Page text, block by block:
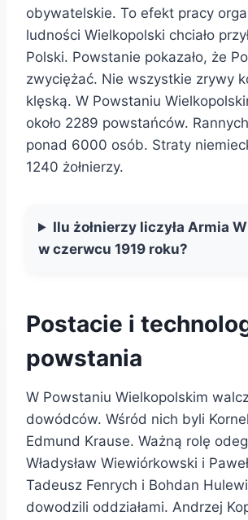
obywatelskie. To efekt pracy
ludności Wielkopolski chciało
Polski. Powstanie pokazało, że
zwyciężać. Nie wszystkie zrywy
klęską. W Powstaniu
około 2289 powstańców.
ponad 6000 osób. Straty
1240 żołnierzy.
Ilu żołnierzy liczyła Armia
w czerwcu 1919 roku?
Postacie i
powstania
W Powstaniu Wielkopolskim
dowódców. Wśród nich byli
Edmund Krause. Ważną rolę
Władysław Wiewiórkowski i
Tadeusz Fenrych i Bohdan
dowodzili oddziałami. Andrzej